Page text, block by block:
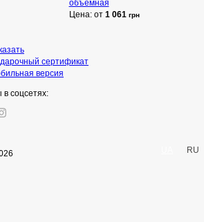
объемная
Цена: от 1 061 грн
сертификат
версия
соцсетях:
RU